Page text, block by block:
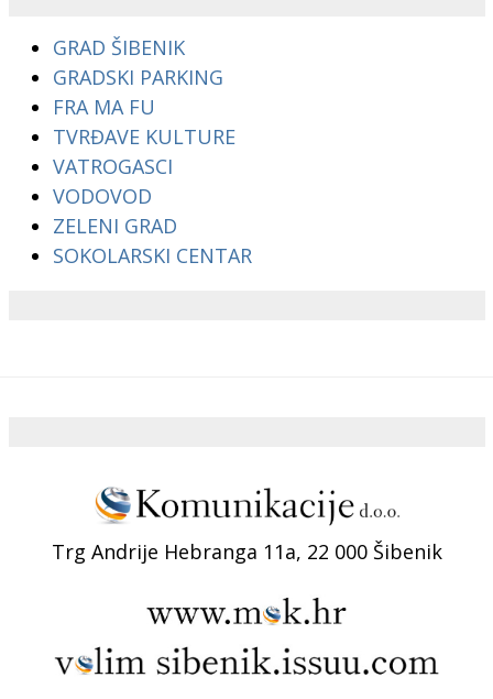
GRAD ŠIBENIK
GRADSKI PARKING
FRA MA FU
TVRĐAVE KULTURE
VATROGASCI
VODOVOD
ZELENI GRAD
SOKOLARSKI CENTAR
Trg Andrije Hebranga 11a, 22 000 Šibenik